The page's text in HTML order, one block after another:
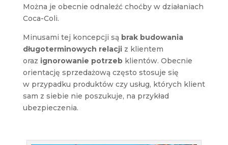
Można je obecnie odnaleźć choćby w działaniach
Coca-Coli.
Minusami tej koncepcji są brak budowania
długoterminowych relacjiz klientem
oraz ignorowanie potrzebklientów. Obecnie
orientację sprzedażową często stosuje się
w przypadku produktów czy usług, których klient
sam z siebie nie poszukuje, na przykład
ubezpieczenia.